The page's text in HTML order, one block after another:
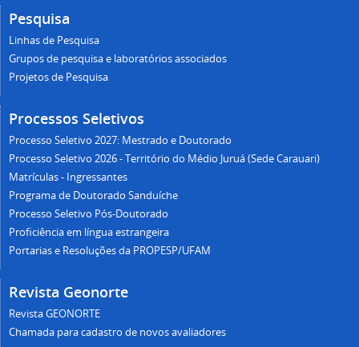
Pesquisa
Linhas de Pesquisa
Grupos de pesquisa e laboratórios associados
Projetos de Pesquisa
Processos Seletivos
Processo Seletivo 2027: Mestrado e Doutorado
Processo Seletivo 2026 - Território do Médio Juruá (Sede Carauari)
Matrículas - Ingressantes
Programa de Doutorado Sanduíche
Processo Seletivo Pós-Doutorado
Proficiência em língua estrangeira
Portarias e Resoluções da PROPESP/UFAM
Revista Geonorte
Revista GEONORTE
Chamada para cadastro de novos avaliadores